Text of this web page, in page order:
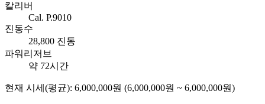
칼리버
Cal. P.9010
진동수
28,800 진동
파워리저브
약 72시간
현재 시세(평균): 6,000,000원 (6,000,000원 ~ 6,000,000원)